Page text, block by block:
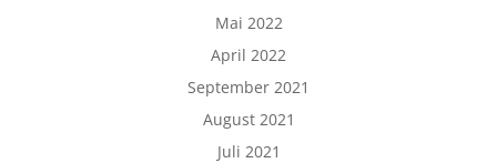
Mai 2022
April 2022
September 2021
August 2021
Juli 2021